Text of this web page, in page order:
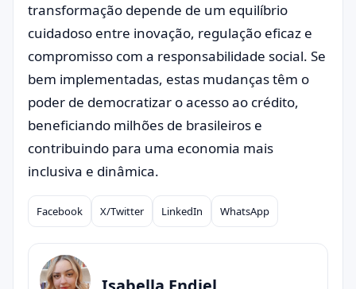
transformação depende de um equilíbrio
cuidadoso entre inovação, regulação eficaz e
compromisso com a responsabilidade social. Se
bem implementadas, estas mudanças têm o
poder de democratizar o acesso ao crédito,
beneficiando milhões de brasileiros e
contribuindo para uma economia mais
inclusiva e dinâmica.
Compartilhar
Facebook X/Twitter LinkedIn WhatsApp